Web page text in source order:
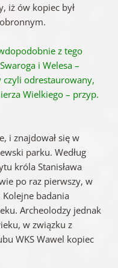
iż ów kopiec był
z tego
i Welesa –
czyli odrestaurowany,
Wielkiego – przyp.
i znajdował się w
parku. Według
króla Stanisława
po raz pierwszy, w
badania
Archeolodzy jednak
w związku z
WKS Wawel kopiec